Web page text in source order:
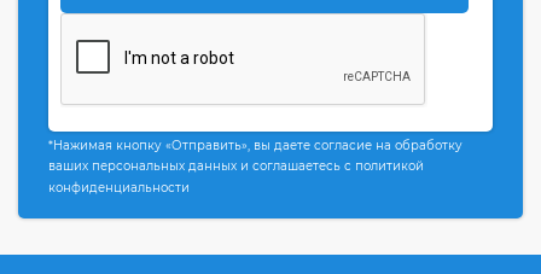
*Нажимая кнопку «Отправить», вы даете согласие на обработку
ваших персональных данных и соглашаетесь с политикой
конфиденциальности